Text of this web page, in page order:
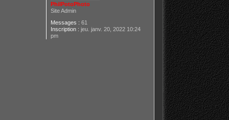
PhilPotoPhoto
Site Admin
Messages : 61
Inscription : jeu. janv. 20, 2022 10:24
pm